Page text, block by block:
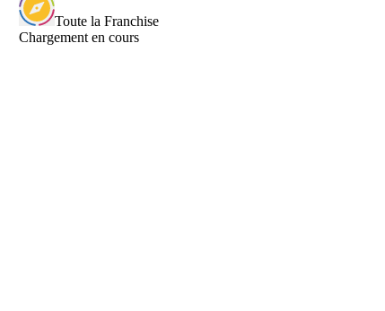
Toute la Franchise
Chargement en cours